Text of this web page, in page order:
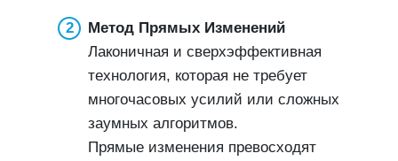
Метод Прямых Изменений
Лаконичная и сверхэффективная
технология, которая не требует
многочасовых усилий или сложных
заумных алгоритмов.
Прямые изменения превосходят